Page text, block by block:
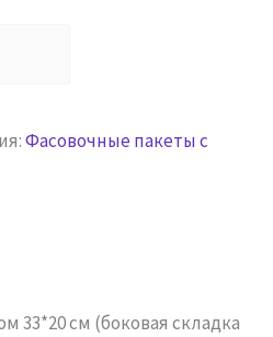
Фасовочные пакеты с
33*20 см (боковая складка